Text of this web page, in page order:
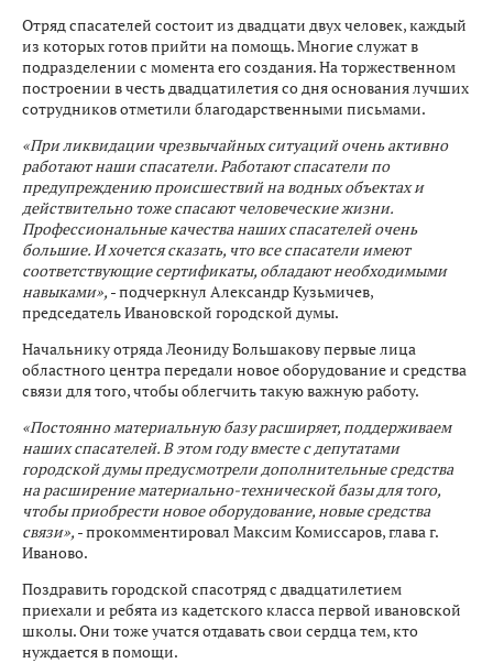
Отряд спасателей состоит из двадцати двух человек, каждый
из которых готов прийти на помощь. Многие служат в
подразделении с момента его создания. На торжественном
построении в честь двадцатилетия со дня основания лучших
сотрудников отметили благодарственными письмами.
«При ликвидации чрезвычайных ситуаций очень активно
работают наши спасатели. Работают спасатели по
предупреждению происшествий на водных объектах и
действительно тоже спасают человеческие жизни.
Профессиональные качества наших спасателей очень
большие. И хочется сказать, что все спасатели имеют
соответствующие сертификаты, обладают необходимыми
навыками», - подчеркнул Александр Кузьмичев,
председатель Ивановской городской думы.
Начальнику отряда Леониду Большакову первые лица
областного центра передали новое оборудование и средства
связи для того, чтобы облегчить такую важную работу.
«Постоянно материальную базу расширяет, поддерживаем
наших спасателей. В этом году вместе с депутатами
городской думы предусмотрели дополнительные средства
на расширение материально-технической базы для того,
чтобы приобрести новое оборудование, новые средства
связи», - прокомментировал Максим Комиссаров, глава г.
Иваново.
Поздравить городской спасотряд с двадцатилетием
приехали и ребята из кадетского класса первой ивановской
школы. Они тоже учатся отдавать свои сердца тем, кто
нуждается в помощи.